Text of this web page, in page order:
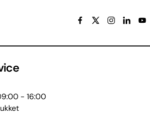
og kontaktoplysninger
- 16:00